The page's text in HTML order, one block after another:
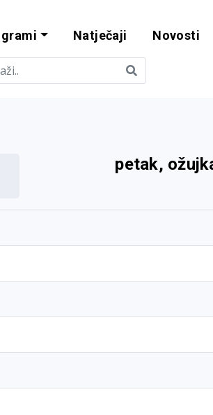
za
Natječaji Novosti
petak,